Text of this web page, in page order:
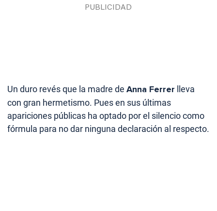
Un duro revés que la madre de Anna Ferrer lleva
con gran hermetismo. Pues en sus últimas
apariciones públicas ha optado por el silencio como
fórmula para no dar ninguna declaración al respecto.